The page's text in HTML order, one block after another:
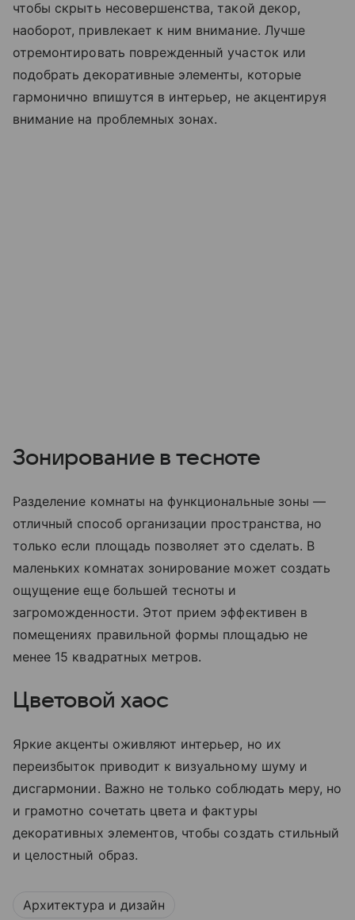
чтобы скрыть несовершенства, такой декор,
наоборот, привлекает к ним внимание. Лучше
отремонтировать поврежденный участок или
подобрать декоративные элементы, которые
гармонично впишутся в интерьер, не акцентируя
внимание на проблемных зонах.
Зонирование в тесноте
Разделение комнаты на функциональные зоны —
отличный способ организации пространства, но
только если площадь позволяет это сделать. В
маленьких комнатах зонирование может создать
ощущение еще большей тесноты и
загроможденности. Этот прием эффективен в
помещениях правильной формы площадью не
менее 15 квадратных метров.
Цветовой хаос
Яркие акценты оживляют интерьер, но их
переизбыток приводит к визуальному шуму и
дисгармонии. Важно не только соблюдать меру, но
и грамотно сочетать цвета и фактуры
декоративных элементов, чтобы создать стильный
и целостный образ.
Архитектура и дизайн